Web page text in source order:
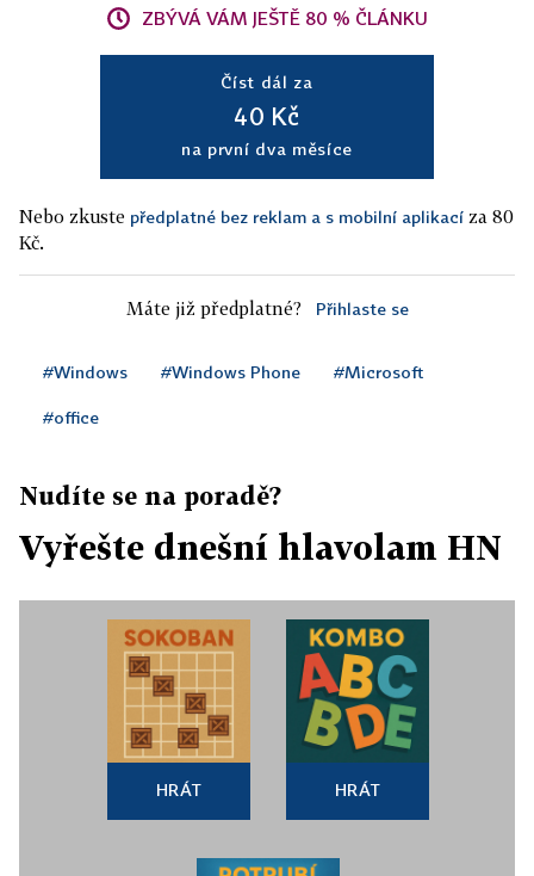
ZBÝVÁ VÁM JEŠTĚ 80 % ČLÁNKU
Číst dál za
40 Kč
na první dva měsíce
Nebo zkuste předplatné bez reklam a s mobilní aplikací za 80
Kč.
Máte již předplatné? Přihlaste se
#Windows #Windows Phone #Microsoft
#office
Nudíte se na poradě?
Vyřešte dnešní hlavolam HN
HRÁT HRÁT